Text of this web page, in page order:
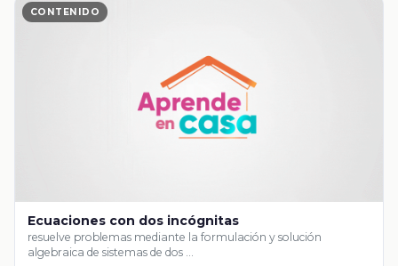
CONTENIDO
Ecuaciones con dos incógnitas
resuelve problemas mediante la formulación y solución
algebraica de sistemas de dos …